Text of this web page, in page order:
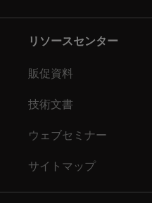
リソースセンター
販促資料
技術文書
ウェブセミナー
サイトマップ